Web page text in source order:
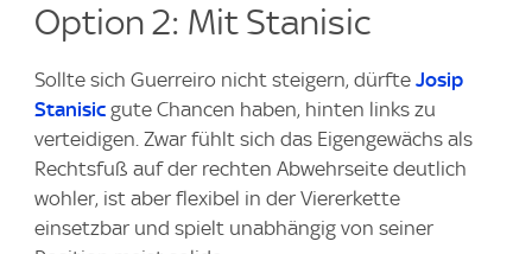
Option 2: Mit Stanisic
Sollte sich Guerreiro nicht steigern, dürfte Josip
Stanisic gute Chancen haben, hinten links zu
verteidigen. Zwar fühlt sich das Eigengewächs als
Rechtsfuß auf der rechten Abwehrseite deutlich
wohler, ist aber flexibel in der Viererkette
einsetzbar und spielt unabhängig von seiner